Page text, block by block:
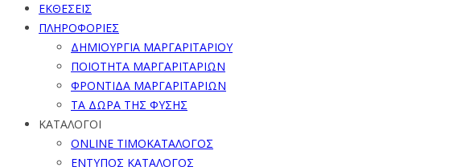
ΕΚΘΕΣΕΙΣ
ΠΛΗΡΟΦΟΡΙΕΣ
ΔΗΜΙΟΥΡΓΙΑ ΜΑΡΓΑΡΙΤΑΡΙΟΥ
ΠΟΙΟΤΗΤΑ ΜΑΡΓΑΡΙΤΑΡΙΩΝ
ΦΡΟΝΤΙΔΑ ΜΑΡΓΑΡΙΤΑΡΙΩΝ
ΤΑ ΔΩΡΑ ΤΗΣ ΦΥΣΗΣ
ΚΑΤΑΛΟΓΟΙ
ONLINE ΤΙΜΟΚΑΤΑΛΟΓΟΣ
ΕΝΤΥΠΟΣ ΚΑΤΑΛΟΓΟΣ